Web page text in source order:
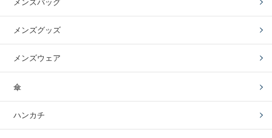
メンズバッグ
メンズグッズ
メンズウェア
傘
ハンカチ